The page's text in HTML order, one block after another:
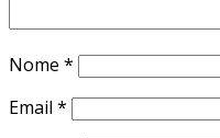
Nome *
Email *